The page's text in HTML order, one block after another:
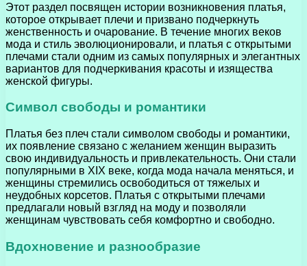
Этот раздел посвящен истории возникновения платья,
которое открывает плечи и призвано подчеркнуть
женственность и очарование. В течение многих веков
мода и стиль эволюционировали, и платья с открытыми
плечами стали одним из самых популярных и элегантных
вариантов для подчеркивания красоты и изящества
женской фигуры.
Символ свободы и романтики
Платья без плеч стали символом свободы и романтики,
их появление связано с желанием женщин выразить
свою индивидуальность и привлекательность. Они стали
популярными в XIX веке, когда мода начала меняться, и
женщины стремились освободиться от тяжелых и
неудобных корсетов. Платья с открытыми плечами
предлагали новый взгляд на моду и позволяли
женщинам чувствовать себя комфортно и свободно.
Вдохновение и разнообразие